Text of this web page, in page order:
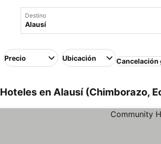
Destino
Precio Ubicación Cancelación
Hoteles en Alausí (Chimborazo,